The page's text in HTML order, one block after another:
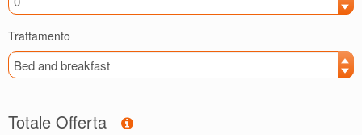
Trattamento
Totale Offerta